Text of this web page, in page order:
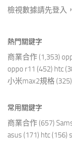
檢視數據請先登入
熱門關鍵字
商業合作 (1,353)
oppo r11 (452) htc
小米max2規格 (325)
常用關鍵字
商業合作 (657)
asus (171) htc (156)